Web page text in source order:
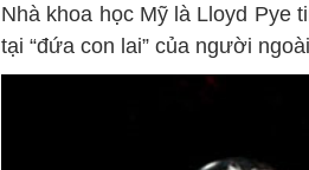
Nhà khoa học Mỹ là Lloyd Pye
tại “đứa con lai” của người